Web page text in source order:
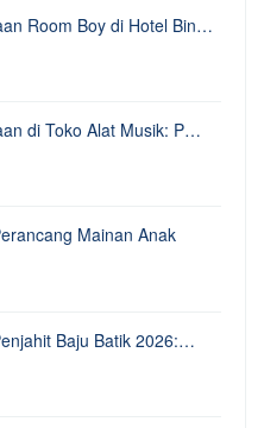
Room Boy di Hotel Bin…
di Toko Alat Musik: P…
Mainan Anak
Baju Batik 2026:…